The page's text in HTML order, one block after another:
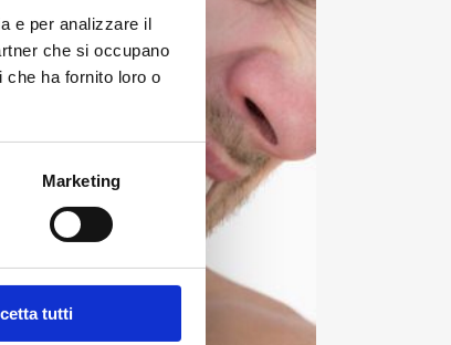
e per analizzare il
che si occupano
che ha fornito loro o
Marketing
tutti